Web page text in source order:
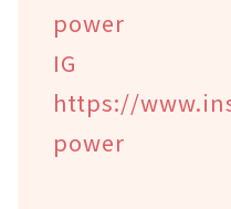
power
https://
power